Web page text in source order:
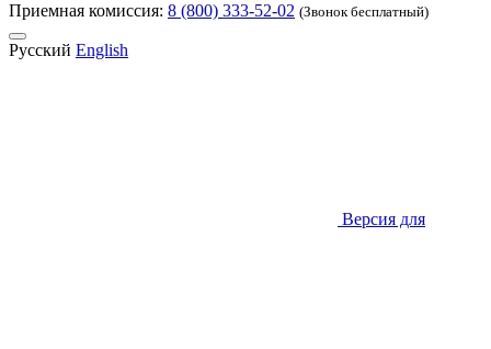
Приемная комиссия: 8 (800) 333-52-02 (Звонок бесплатный)
Русский English
Версия для